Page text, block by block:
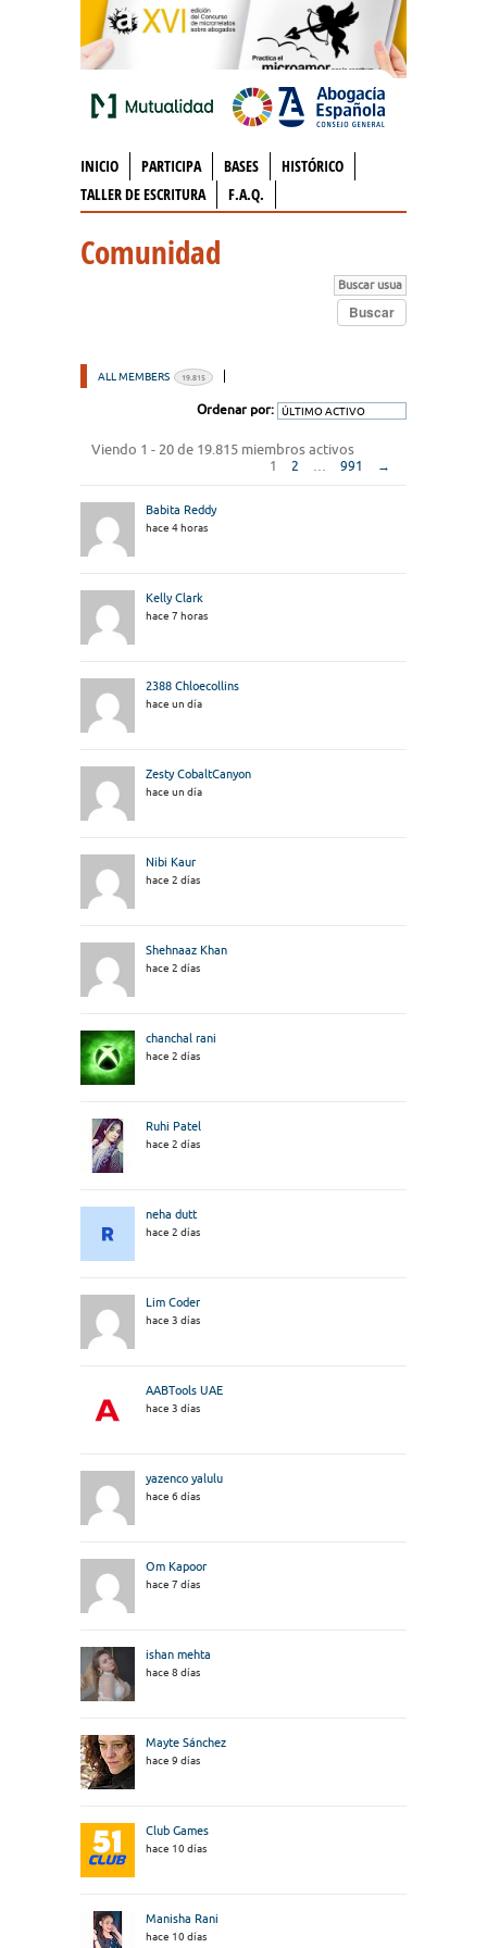
INICIO PARTICIPA BASES
HISTÓRICO
TALLER DE ESCRITURA
F.A.Q.
Comunidad
ALL MEMBERS 19.815
Ordenar por:
Viendo 1 - 20 de 19.815 miembros activos
1 2 991 →
Babita Reddy
hace 4 horas
Kelly Clark
hace 7 horas
2388 Chloecollins
hace un día
Zesty CobaltCanyon
hace un día
Nibi Kaur
hace 2 días
Shehnaaz Khan
hace 2 días
chanchal rani
hace 2 días
Ruhi Patel
hace 2 días
neha dutt
hace 2 días
Lim Coder
hace 3 días
AABTools UAE
hace 3 días
yazenco yalulu
hace 6 días
Om Kapoor
hace 7 días
ishan mehta
hace 8 días
Mayte Sánchez
hace 9 días
Club Games
hace 10 días
Manisha Rani
hace 10 días